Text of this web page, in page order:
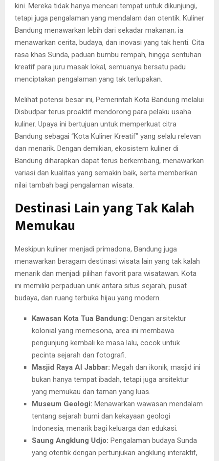
kini. Mereka tidak hanya mencari tempat untuk dikunjungi,
tetapi juga pengalaman yang mendalam dan otentik. Kuliner
Bandung menawarkan lebih dari sekadar makanan; ia
menawarkan cerita, budaya, dan inovasi yang tak henti. Cita
rasa khas Sunda, paduan bumbu rempah, hingga sentuhan
kreatif para juru masak lokal, semuanya bersatu padu
menciptakan pengalaman yang tak terlupakan.
Melihat potensi besar ini, Pemerintah Kota Bandung melalui
Disbudpar terus proaktif mendorong para pelaku usaha
kuliner. Upaya ini bertujuan untuk memperkuat citra
Bandung sebagai “Kota Kuliner Kreatif” yang selalu relevan
dan menarik. Dengan demikian, ekosistem kuliner di
Bandung diharapkan dapat terus berkembang, menawarkan
variasi dan kualitas yang semakin baik, serta memberikan
nilai tambah bagi pengalaman wisata.
Destinasi Lain yang Tak Kalah
Memukau
Meskipun kuliner menjadi primadona, Bandung juga
menawarkan beragam destinasi wisata lain yang tak kalah
menarik dan menjadi pilihan favorit para wisatawan. Kota
ini memiliki perpaduan unik antara situs sejarah, pusat
budaya, dan ruang terbuka hijau yang modern.
Kawasan Kota Tua Bandung: Dengan arsitektur
kolonial yang memesona, area ini membawa
pengunjung kembali ke masa lalu, cocok untuk
pecinta sejarah dan fotografi.
Masjid Raya Al Jabbar: Megah dan ikonik, masjid ini
bukan hanya tempat ibadah, tetapi juga arsitektur
yang memukau dan taman yang luas.
Museum Geologi: Menawarkan wawasan mendalam
tentang sejarah bumi dan kekayaan geologi
Indonesia, menarik bagi keluarga dan edukasi.
Saung Angklung Udjo: Pengalaman budaya Sunda
yang otentik dengan pertunjukan angklung interaktif,